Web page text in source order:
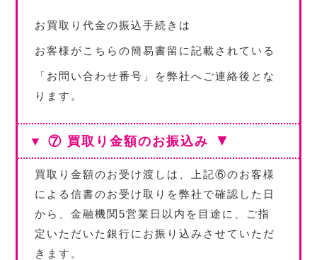
お買取り代金の振込手続きは
お客様がこちらの簡易書留に記載されている
「お問い合わせ番号」を弊社へご連絡後とな
ります。
▼ ⑦ 買取り金額のお振込み ▼
買取り金額のお受け渡しは、上記⑥のお客様
による信書のお受け取りを弊社で確認した日
から、金融機関5営業日以内を目途に、ご指
定いただいた銀行にお振り込みさせていただ
きます。